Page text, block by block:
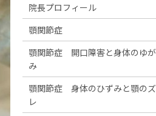
院長プロフィール
顎関節症
顎関節症 開口障害と身体のゆが
み
顎関節症 身体のひずみと顎のズ
レ